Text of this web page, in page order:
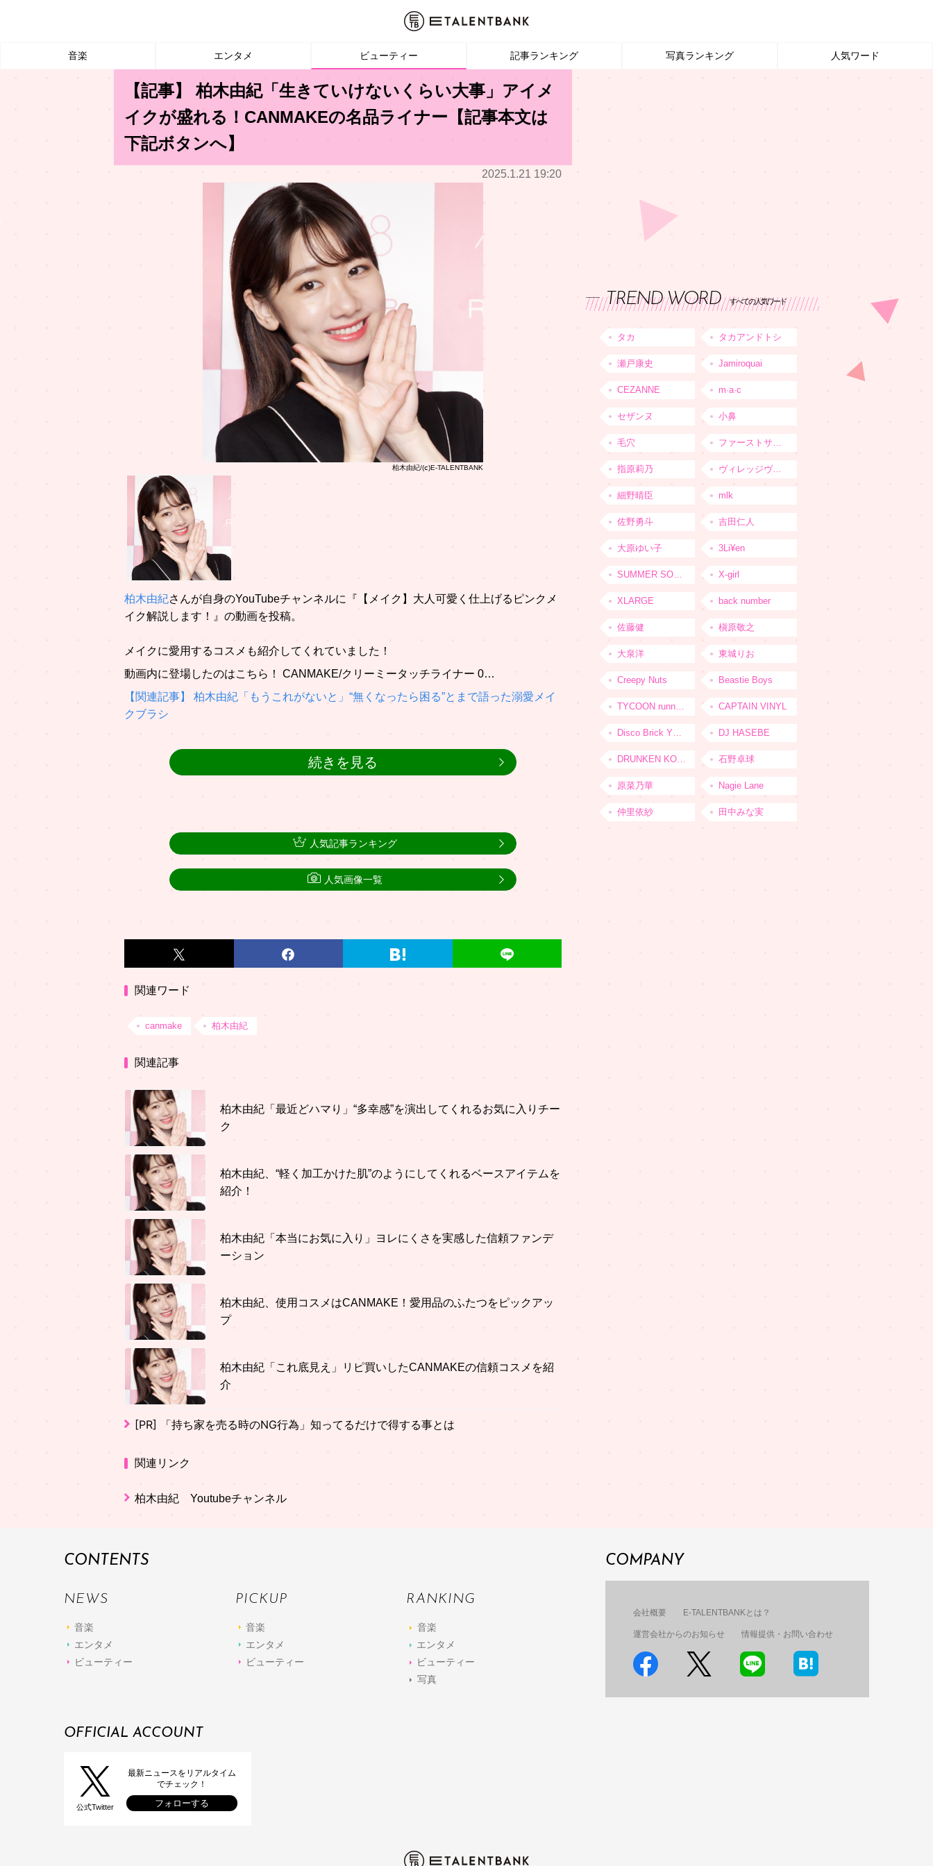
音楽 エンタメ ビューティー 記事ランキング 写真ランキング 人気ワード
【記事】 柏木由紀「生きていけないくらい大事」アイメ
イクが盛れる！CANMAKEの名品ライナー【記事本文は
下記ボタンへ】
2025.1.21 19:20
柏木由紀/(ⅽ)E-TALENTBANK
柏木由紀さんが自身のYouTubeチャンネルに『【メイク】大人可愛く仕上げるピンクメ
イク解説します！』の動画を投稿。
メイクに愛用するコスメも紹介してくれていました！
動画内に登場したのはこちら！ CANMAKE/クリーミータッチライナー 0…
【関連記事】 柏木由紀「もうこれがないと」“無くなったら困る”とまで語った溺愛メイ
クブラシ
続きを見る
関連ワード
canmake 柏木由紀
関連記事
柏木由紀「最近どハマり」“多幸感”を演出してくれるお気に入りチー
ク
柏木由紀、“軽く加工かけた肌”のようにしてくれるベースアイテムを
紹介！
柏木由紀「本当にお気に入り」ヨレにくさを実感した信頼ファンデ
ーション
柏木由紀、使用コスメはCANMAKE！愛用品のふたつをピックアッ
プ
柏木由紀「これ底見え」リピ買いしたCANMAKEの信頼コスメを紹
介
[PR] 「持ち家を売る時のNG行為」知ってるだけで得する事とは
関連リンク
柏木由紀 Youtubeチャンネル
人気記事ランキング
人気画像一覧
TREND WORD すべての人気ワード
タカ タカアンドトシ
瀬戸康史 Jamiroquai
CEZANNE m·a·c
セザンヌ 小鼻
毛穴 ファーストサマーウイカ
指原莉乃 ヴィレッジヴァンガード
細野晴臣 mlk
佐野勇斗 吉田仁人
大原ゆい子 3Li¥en
SUMMER SONIC X-girl
XLARGE back number
佐藤健 槇原敬之
大泉洋 東城りお
Creepy Nuts Beastie Boys
TYCOON running CAPTAIN VINYL
Disco Brick YOKOHAMA DJ HASEBE
DRUNKEN KONG 石野卓球
原菜乃華 Nagie Lane
仲里依紗 田中みな実
CONTENTS
NEWS
音楽
エンタメ
ビューティー
PICKUP
音楽
エンタメ
ビューティー
RANKING
音楽
エンタメ
ビューティー
写真
COMPANY
会社概要 E-TALENTBANKとは？
運営会社からのお知らせ 情報提供・お問い合わせ
OFFICIAL ACCOUNT
公式Twitter
最新ニュースをリアルタイム
でチェック！
フォローする